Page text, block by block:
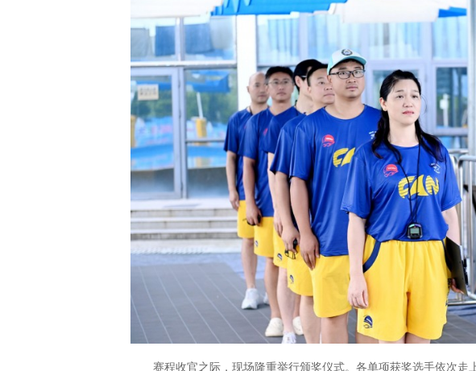
赛程收官之际，现场隆重举行颁奖仪式。各单项获奖选手依次走